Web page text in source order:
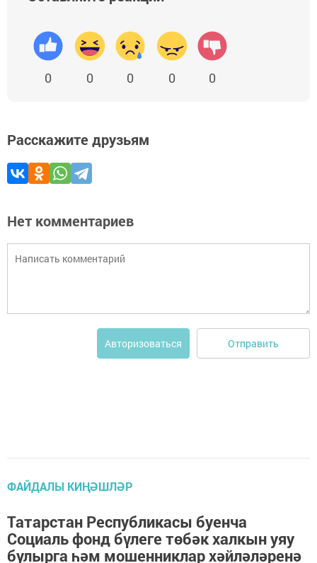
0 0 0 0 0
Расскажите друзьям
Нет комментариев
Авторизоваться Отправить
ФАЙДАЛЫ КИҢӘШЛӘР
Татарстан Республикасы буенча
Социаль фонд бүлеге төбәк халкын уяу
булырга һәм мошенниклар хәйләләренә